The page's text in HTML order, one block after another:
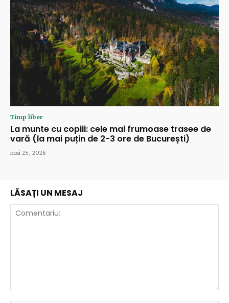
Timp liber
La munte cu copiii: cele mai frumoase trasee de
vară (la mai puțin de 2-3 ore de București)
mai 25, 2026
LĂSAȚI UN MESAJ